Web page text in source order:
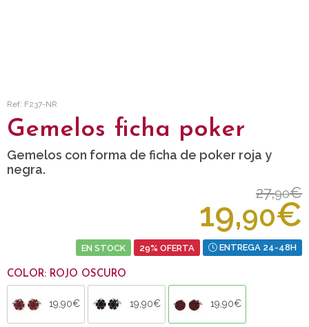
Ref: F237-NR
Gemelos ficha poker
Gemelos con forma de ficha de poker roja y
negra.
27,90€
19,90€
EN STOCK 29% OFERTA ENTREGA 24-48H
COLOR: ROJO OSCURO
19,90€ 19,90€ 19,90€